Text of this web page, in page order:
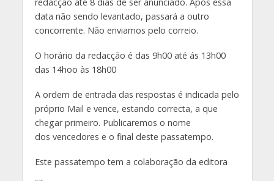
redacção até 8 dias de ser anunciado. Após essa
data não sendo levantado, passará a outro
concorrente. Não enviamos pelo correio.
O horário da redacção é das 9h00 até ás 13h00
das 14hoo às 18h00
A ordem de entrada das respostas é indicada pelo
próprio Mail e vence, estando correcta, a que
chegar primeiro. Publicaremos o nome
dos vencedores e o final deste passatempo.
Este passatempo tem a colaboração da editora